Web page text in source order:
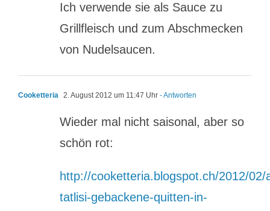
Ich verwende sie als Sauce zu
Grillfleisch und zum Abschmecken
von Nudelsaucen.
Cooketteria 2. August 2012 um 11:47 Uhr - Antworten
Wieder mal nicht saisonal, aber so
schön rot:
http://cooketteria.blogspot.ch/2012/02/
tatlisi-gebackene-quitten-in-